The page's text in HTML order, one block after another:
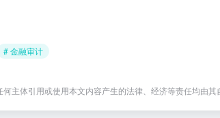
# 金融审计
体引用或使用本文内容产生的法律、经济等责任均由其